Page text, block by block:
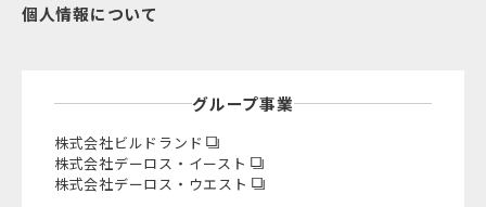
個人情報について
グループ事業
株式会社ビルドランド
株式会社デーロス・イースト
株式会社デーロス・ウエスト